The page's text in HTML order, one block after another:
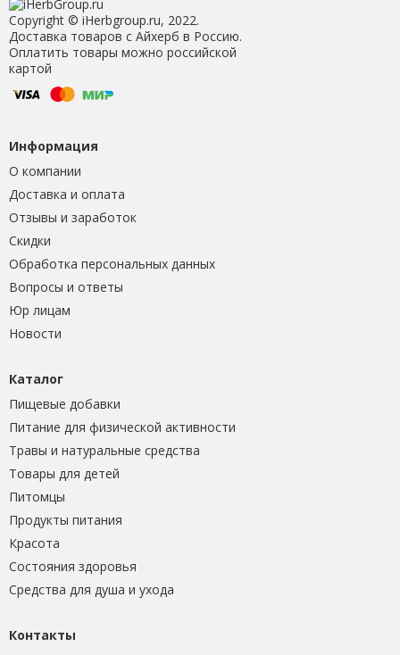
Copyright © iHerbgroup.ru, 2022.
Доставка товаров с Айхерб в Россию.
Оплатить товары можно российской
картой
Информация
О компании
Доставка и оплата
Отзывы и заработок
Скидки
Обработка персональных данных
Вопросы и ответы
Юр лицам
Новости
Каталог
Пищевые добавки
Питание для физической активности
Травы и натуральные средства
Товары для детей
Питомцы
Продукты питания
Красота
Состояния здоровья
Средства для душа и ухода
Контакты